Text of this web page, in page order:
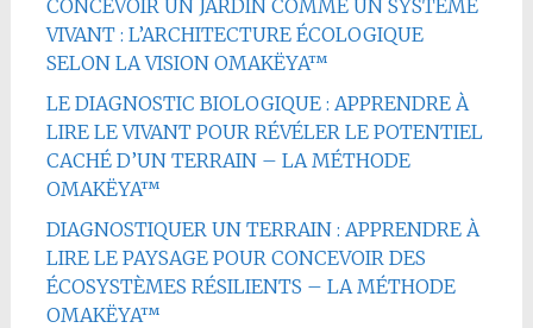
CONCEVOIR UN JARDIN COMME UN SYSTÈME
VIVANT : L’ARCHITECTURE ÉCOLOGIQUE
SELON LA VISION OMAKËYA™
LE DIAGNOSTIC BIOLOGIQUE : APPRENDRE À
LIRE LE VIVANT POUR RÉVÉLER LE POTENTIEL
CACHÉ D’UN TERRAIN – LA MÉTHODE
OMAKËYA™
DIAGNOSTIQUER UN TERRAIN : APPRENDRE À
LIRE LE PAYSAGE POUR CONCEVOIR DES
ÉCOSYSTÈMES RÉSILIENTS – LA MÉTHODE
OMAKËYA™